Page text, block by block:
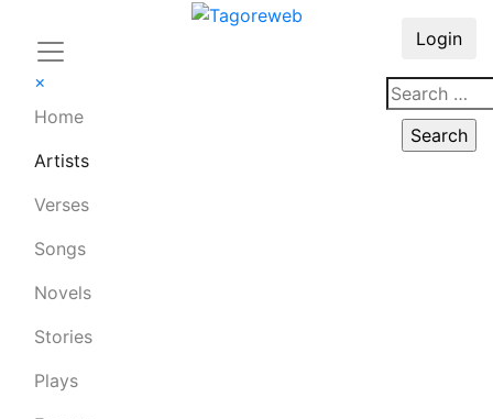
×
Home
Artists
Verses
Songs
Novels
Stories
Plays
Login